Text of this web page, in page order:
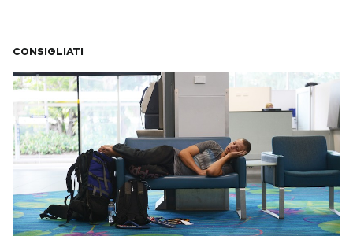
CONSIGLIATI